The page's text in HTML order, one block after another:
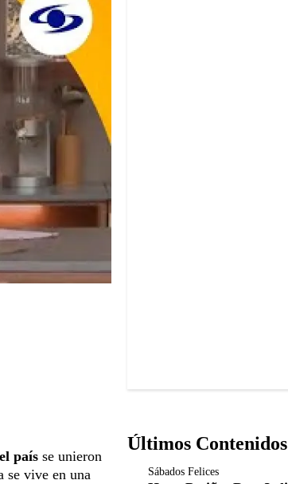
país se unieron
se vive en una
Últimos Contenidos
Sábados Felices